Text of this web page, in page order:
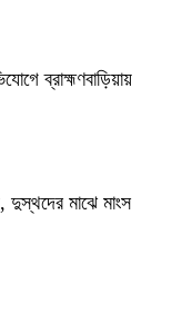
ব্রাহ্মণবাড়িয়ায়
মাঝে মাংস